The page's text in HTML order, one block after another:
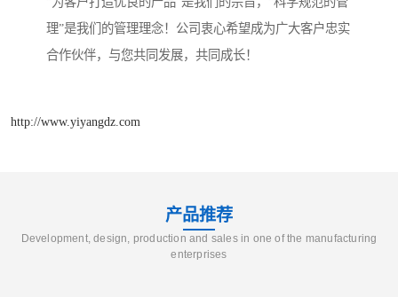
理”是我们的管理理念！公司衷心希望成为广大客户忠实
合作伙伴，与您共同发展，共同成长！
http://www.yiyangdz.com
产品推荐
Development, design, production and sales in one of the manufacturing
enterprises